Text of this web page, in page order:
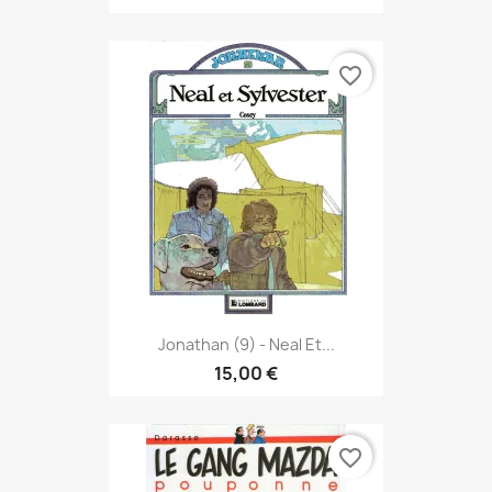
Jonathan (9) - Neal Et...
15,00 €
favorite_border
favorite_border